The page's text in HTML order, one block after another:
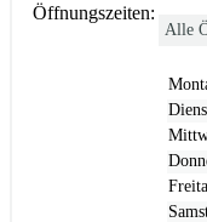
Öffnungszeiten:
Alle